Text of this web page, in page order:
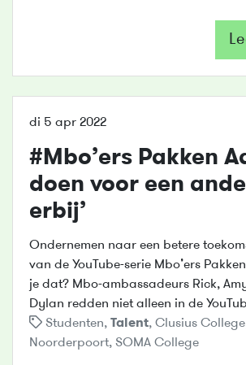
di 5 apr 2022
#Mbo’ers Pakken
doen voor een
erbij’
Ondernemen naar een betere
van de YouTube-serie Mbo’ers
je dat? Mbo-ambassadeurs Rick,
Dylan redden niet alleen in de
Studenten, Talent, Clusius College
Noorderpoort, SOMA College